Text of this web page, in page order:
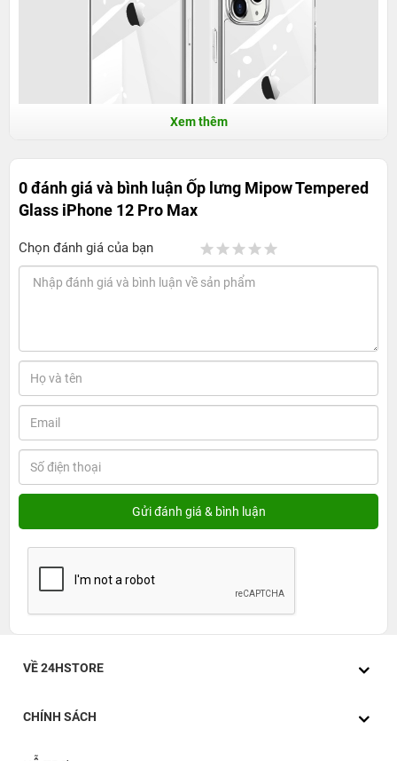
Ốp lưng Mipow Tempered Glass iPhone 12
Pro Max - Bảo vệ tối ưu, khoe trọn vẻ đẹp
Ốp lưng Mipow Tempered Glass iPhone 12 Pro Max vừa
thoải mái giúp bạn khoe vẻ đẹp nguyên bản của Apple
iPhone, vừa bảo vệ tối ưu dế yêu của bạn.
Chất liệu ốp được làm bằng TPU dẻo trong suốt các cạnh
viền và mặt lưng làm bằng nhựa cứng giúp bảo vệ tối ưu
điện thoại. Kích cỡ nhỏ gọn, ôm trọn từng góc cạnh viền
của thân máy iPhone 12 Pro Max. Chất liệu trơn mịn của
ốp giúp bạn lau chùi và vệ sinh thiết bị một cách dễ dàng.
Mặt lưng cứng trong suốt khoe trọn được vẻ đẹp nguyên
bản nhất của iPhone 12 Pro Max. Không chỉ vậy, Mipow
đã thử nghiệm nhiều lần để tránh tình trạng ố vàng trong
suốt vòng đời sử dụng.
Xem thêm
0 đánh giá và bình luậnỐp lưng Mipow Tempered
Glass iPhone 12 Pro Max
Chọn đánh giá của bạn
VỀ 24HSTORE
CHÍNH SÁCH